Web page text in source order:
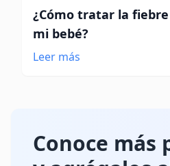
¿Cómo tratar la
mi bebé?
Leer más
Conoce más